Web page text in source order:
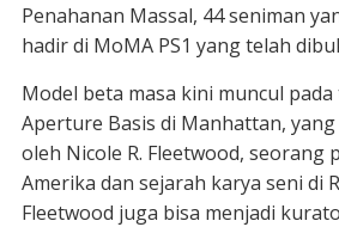
Penahanan Massal, 44 seniman
hadir di MoMA PS1 yang telah
Model beta masa kini muncul
Aperture Basis di Manhattan,
oleh Nicole R. Fleetwood, seorang
Amerika dan sejarah karya seni di
Fleetwood juga bisa menjadi